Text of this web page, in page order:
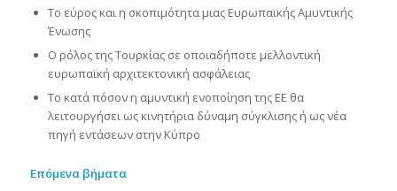
Το εύρος και η σκοπιμότητα μιας Ευρωπαϊκής Αμυντικής
Ένωσης
Ο ρόλος της Τουρκίας σε οποιαδήποτε μελλοντική
ευρωπαϊκή αρχιτεκτονική ασφάλειας
Το κατά πόσον η αμυντική ενοποίηση της ΕΕ θα
λειτουργήσει ως κινητήρια δύναμη σύγκλισης ή ως νέα
πηγή εντάσεων στην Κύπρο
Επόμενα βήματα